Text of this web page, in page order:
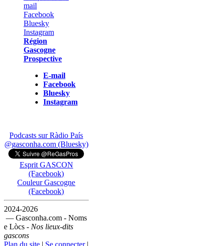
Région
Gascogne
Prospective
E-mail
Facebook
Bluesky
Instagram
Podcasts sur Ràdio País
@gasconha.com (Bluesky)
Esprit GASCON
(Facebook)
Couleur Gascogne
(Facebook)
2024-2026
— Gasconha.com - Noms
e Lòcs - Nos lieux-dits
gascons
Plan du site | Se connecter|